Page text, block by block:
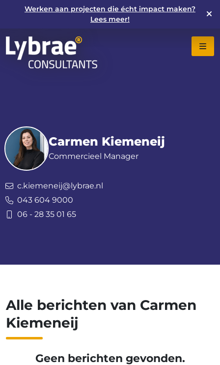
Werken aan projecten die écht impact maken?
Lees meer!
Carmen Kiemeneij
Commercieel Manager
c.kiemeneij@lybrae.nl
043 604 9000
06 - 28 35 01 65
Alle berichten van Carmen
Kiemeneij
Geen berichten gevonden.